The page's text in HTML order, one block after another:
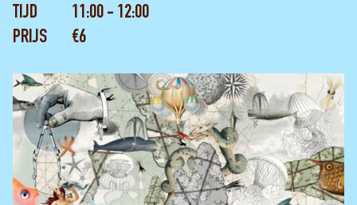
TIJD
11:00 - 12:00
PRIJS
€6